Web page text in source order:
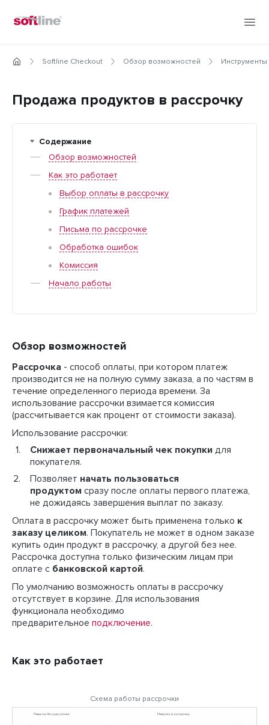
Softline Checkout Обзор возможностей
Продажа продуктов в рассрочку
Содержание
Обзор возможностей
Как это работает
Выбор оплаты в рассрочку
График платежей
Письма по рассрочке
Обработка ошибок
Комиссия
Начало работы
Обзор возможностей
Рассрочка - способ оплаты, при котором платеж
производится не на полную сумму заказа, а по частям в
течение определенного периода времени. За
использование рассрочки взимается комиссия
(рассчитывается как процент от стоимости заказа).
Использование рассрочки:
Снижает первоначальный чек покупки для
покупателя.
Позволяет начать пользоваться
продуктом сразу после оплаты первого платежа,
не дожидаясь завершения выплат по заказу.
Оплата в рассрочку может быть применена только к
заказу целиком. Покупатель не может в одном заказе
купить один продукт в рассрочку, а другой без нее.
Рассрочка доступна только физическим лицам при
оплате с банковской картой.
По умолчанию возможность оплаты в рассрочку
отсутствует в корзине. Для использования
функционала необходимо
предварительное подключение.
Как это работает
Схема работы рассрочки